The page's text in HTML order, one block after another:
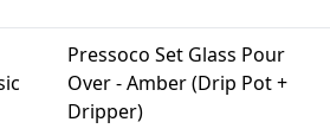
Pressoco Set Glass Pour
Over - Amber (Drip Pot +
Dripper)